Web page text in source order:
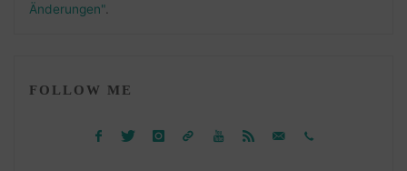
Änderungen".
FOLLOW ME